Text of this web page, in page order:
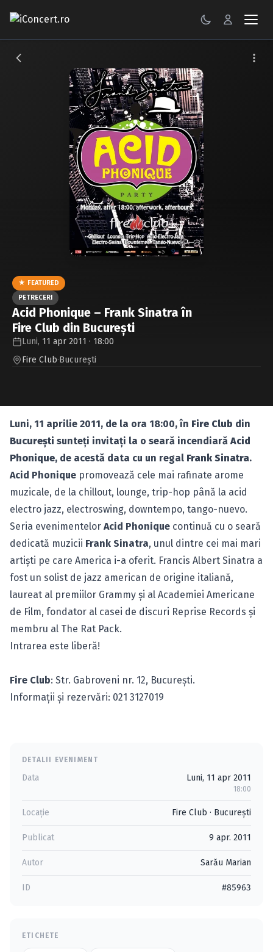
CONCERTE
Caută în site...
★ FEATURED
PETRECERI
Acid Phonique – Frank Sinatra în
Fire Club din Bucureşti
Luni, 11 apr 2011 · 18:00
Fire Club·Bucureşti
Luni, 11 aprilie 2011, de la ora 18:00, în Fire Club din
Bucureşti sunteţi invitaţi la o seară incendiarăAcid
Phonique, de acestă data cu un regal Frank Sinatra.
Acid Phonique promovează cele mai rafinate arome
muzicale, de la chillout, lounge, trip-hop până la acid
electro jazz, electroswing, downtempo, tango-nuevo.
Seria evenimentelor Acid Phonique continuă cu o seară
dedicată muzicii Frank Sinatra, unul dintre cei mai mari
artiști pe care America i-a oferit. Francis Albert Sinatra a
fost un solist de jazz american de origine italiană,
laureat al premiilor Grammy și al Academiei Americane
de Film, fondator al casei de discuri Reprise Records și
membru al The Rat Pack.
Intrarea este liberă!
Fire Club: Str. Gabroveni nr. 12, Bucureşti.
Informaţii şi rezervări: 021 3127019
DETALII EVENIMENT
Data Luni, 11 apr 2011
18:00
Locație Fire Club · Bucureşti
Publicat 9 apr. 2011
Autor Sarău Marian
ID #85963
ETICHETE